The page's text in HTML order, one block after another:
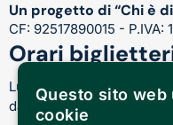
Un progetto di “Chi è di
CF: 92517890015 - P.IVA:
Orari
Lunedì-Venerdì:
dalle 17.00 alle 21.00
Questo sito web
cookie